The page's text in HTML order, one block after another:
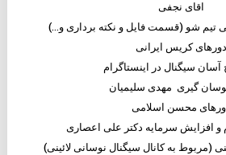
اقای نجفی
تیم شو (قسمت فایل و نکته برداری و…)
دورهای کریس ایرانی
آسان سیگنال در اینستاگرام
گیری مهدی سلیمیان
محسن اسلامی
افزایش سرمایه دکتر علی اعصاری
(مربوط به کانال سیگنال نوسانی لائینی)